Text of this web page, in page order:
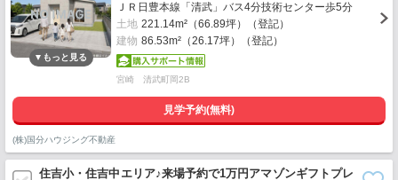
ＪＲ日豊本線「清武」バス4分技術センター歩5分
土地 221.14m²（66.89坪）（登記）
建物 86.53m²（26.17坪）（登記）
宮崎 清武町岡2B
見学予約(無料)
(株)国分ハウジング不動産
住吉小・住吉中エリア♪来場予約で1万円アマゾンギフトプレ